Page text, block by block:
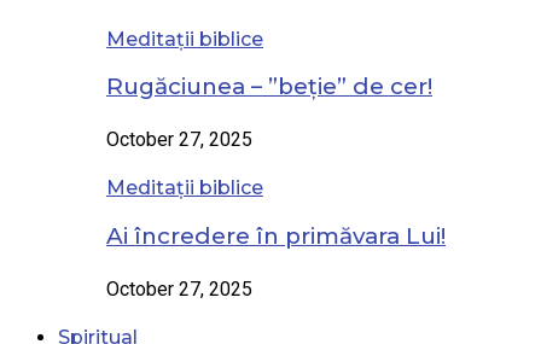
Meditații biblice
Rugăciunea – ”beție” de cer!
October 27, 2025
Meditații biblice
Ai încredere în primăvara Lui!
October 27, 2025
Spiritual